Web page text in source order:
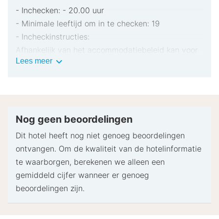
- Inchecken: - 20.00 uur
- Minimale leeftijd om in te checken: 19
- Incheckinstructies:
Afhankelijk van het accommodatiebeleid kan voor
extra personen een toeslag in rekening worden
pinpas of borgsom in contanten te verstrekken
Speciale verzoeken worden onder voorbehoud van
beschikbaarheid bij het inchecken ingewilligd.
Hiervoor kunnen extra kosten in rekening worden
gebracht. Speciale verzoeken kunnen niet worden
gegarandeerd.
Lees meerBelangrijke
Nog geen beoordelingen
Dit hotel heeft nog niet genoeg beoordelingen
ontvangen. Om de kwaliteit van de hotelinformatie
te waarborgen, berekenen we alleen een
gemiddeld cijfer wanneer er genoeg
beoordelingen zijn.